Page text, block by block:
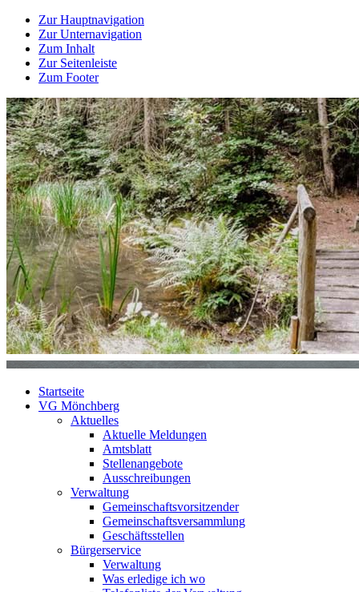
Zur Hauptnavigation
Zur Unternavigation
Zum Inhalt
Zur Seitenleiste
Zum Footer
Startseite
VG Mönchberg
Aktuelles
Aktuelle Meldungen
Amtsblatt
Stellenangebote
Ausschreibungen
Verwaltung
Gemeinschaftsvorsitzender
Gemeinschaftsversammlung
Geschäftsstellen
Bürgerservice
Verwaltung
Was erledige ich wo